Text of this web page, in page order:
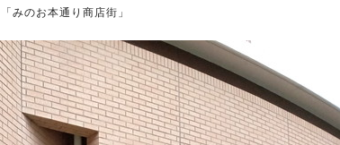
みのお本通り商店街」